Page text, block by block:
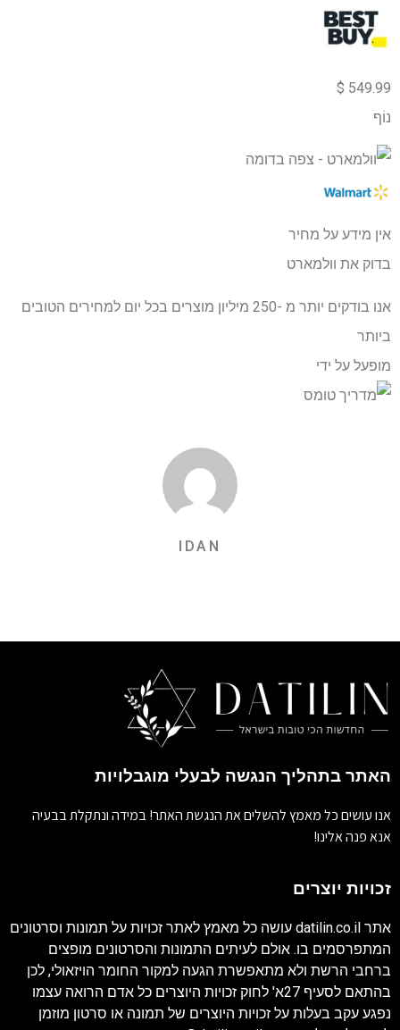
549.99 $
נוֹף
אין מידע על מחיר
בדוק את וולמארט
אנו בודקים יותר מ -250 מיליון מוצרים בכל יום למחירים הטובים
ביותר
מופעל על ידי
IDAN
האתר בתהליך הנגשה לבעלי מוגבלויות
אנו עושים כל מאמץ להשלים את הנגשת האתר! במידה ונתקלת בבעיה
אנא פנה אלינו!
זכויות יוצרים
אתר datilin.co.il עושה כל מאמץ לאתר זכויות על תמונות וסרטונים
המתפרסמים בו. אולם לעיתים התמונות והסרטונים מופצים
ברחבי הרשת ולא מתאפשרת הגעה למקור החומר הויזאולי, לכן
בהתאם לסעיף 27א' לחוק זכויות היוצרים כל אדם הרואה עצמו
נפגע עקב בעלות על זכויות היוצרים של תמונה או סרטון מוזמן